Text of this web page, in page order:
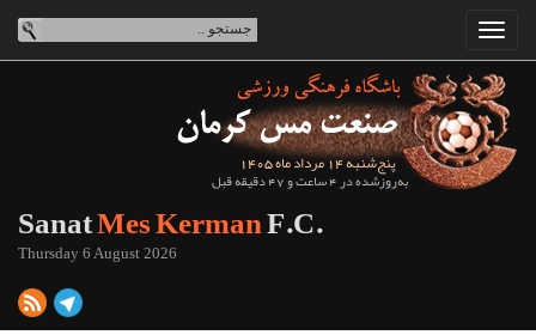
پنج‌شنبه 14 مرداد ماه 1405
به‌روزشده در 4 ساعت و 47 دقیقه قبل
SanatMes KermanF.C.
Thursday 6 August 2026